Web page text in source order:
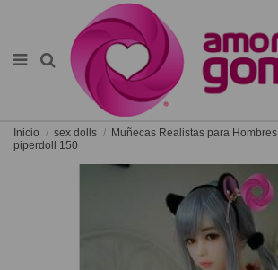
Inicio sex dolls Muñecas Realistas para Hombres
piperdoll 150